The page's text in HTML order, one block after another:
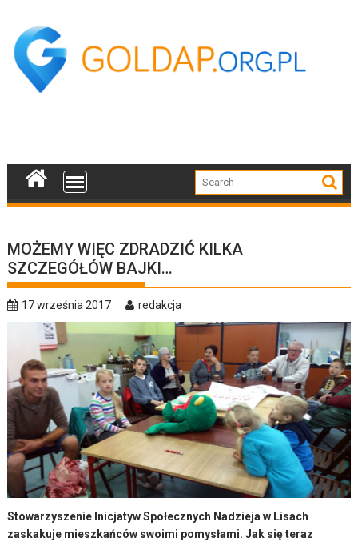
content
MOŻEMY WIĘC ZDRADZIĆ KILKA
SZCZEGÓŁÓW BAJKI…
17 września 2017 redakcja
Stowarzyszenie Inicjatyw Społecznych Nadzieja w Lisach
zaskakuje mieszkańców swoimi pomysłami. Jak się teraz